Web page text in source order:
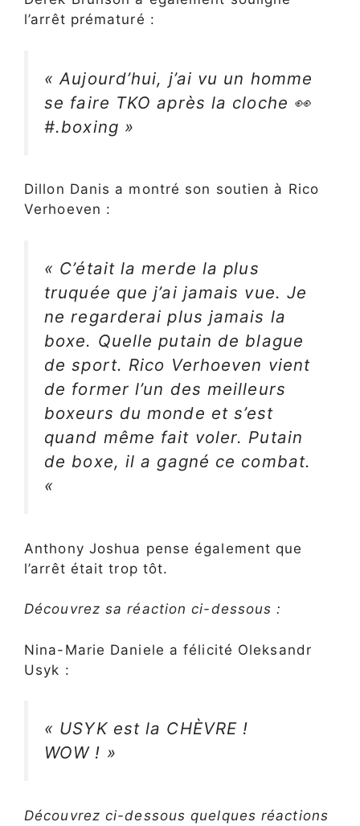
l’arrêt prématuré :
« Aujourd’hui, j’ai vu un homme
se faire TKO après la cloche 👀
#.boxing »
Dillon Danis a montré son soutien à Rico
Verhoeven :
« C’était la merde la plus
truquée que j’ai jamais vue. Je
ne regarderai plus jamais la
boxe. Quelle putain de blague
de sport. Rico Verhoeven vient
de former l’un des meilleurs
boxeurs du monde et s’est
quand même fait voler. Putain
de boxe, il a gagné ce combat.
«
Anthony Joshua pense également que
l’arrêt était trop tôt.
Découvrez sa réaction ci-dessous :
Nina-Marie Daniele a félicité Oleksandr
Usyk :
« USYK est la CHÈVRE !
WOW ! »
Découvrez ci-dessous quelques réactions